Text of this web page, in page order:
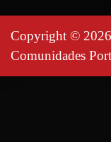
Copyright © 2026
Comunidades